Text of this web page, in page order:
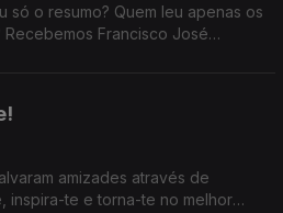
só o resumo? Quem leu apenas os
Francisco José
amizades através de
inspira-te e torna-te no melhor